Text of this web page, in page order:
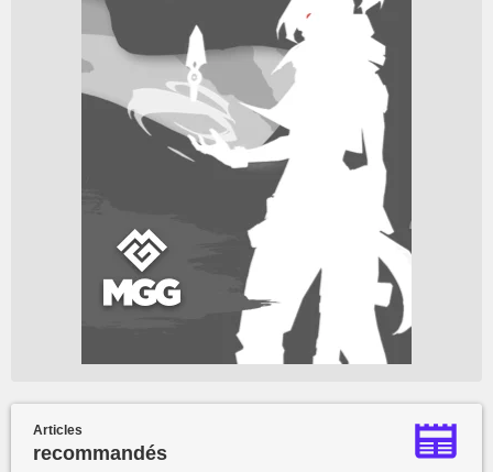
Articles
recommandés